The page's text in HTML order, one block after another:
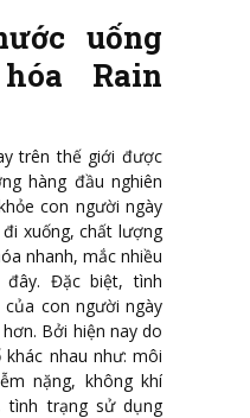
uống
Rain
trên thế giới được
hàng đầu nghiên
con người ngày
xuống, chất lượng
nhanh, mắc nhiều
Đặc biệt, tình
con người ngày
Bởi hiện nay do
nhau như: môi
nặng, không khí
tình trạng sử dụng